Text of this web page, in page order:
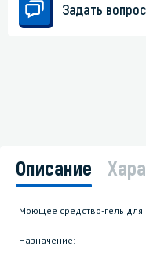
Задать
Описание
Моющее средство-гель для
Назначение: